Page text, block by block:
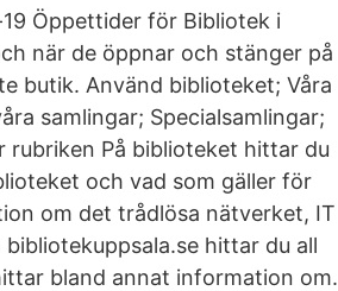
Öppettider för Bibliotek i
när de öppnar och stänger på
butik. Använd biblioteket; Våra
samlingar; Specialsamlingar;
rubriken På biblioteket hittar du
och vad som gäller för
om det trådlösa nätverket, IT
hittar du all
bland annat information om.